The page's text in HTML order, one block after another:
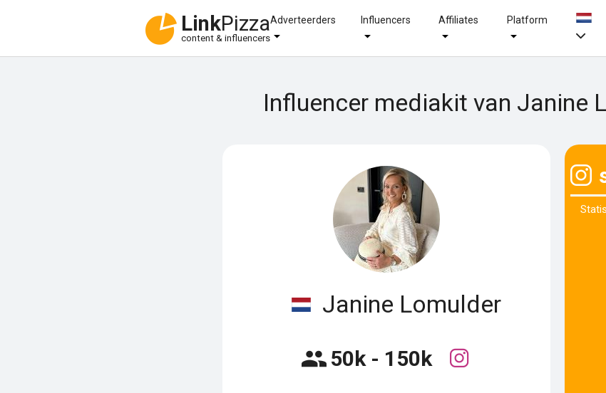
LinkPizza
content & influencers
Adverteerders Influencers Affiliates Platform
Influencer mediakit van Janine
Janine Lomulder
50k - 150k